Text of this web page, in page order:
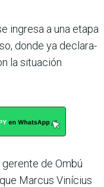
ingresa a una etapa
donde ya declara­
la situación
de Ombú
Marcus Vinícius